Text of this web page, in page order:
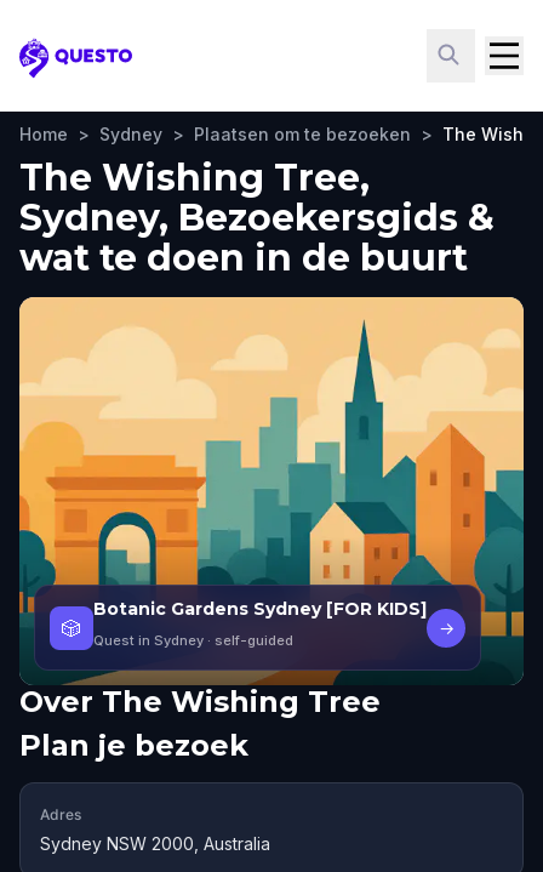
Questo
Home > Sydney > Plaatsen om te bezoeken > The
The Wishing Tree,
Sydney, Bezoekersgids &
wat te doen in de buurt
🎲
Botanic Gardens Sydney [FOR KIDS]
Quest in Sydney · self-guided
→
Over The Wishing Tree
Plan je bezoek
Adres
Sydney NSW 2000, Australia